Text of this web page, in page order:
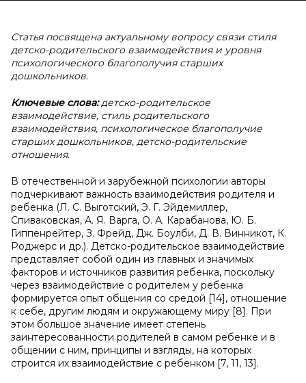
Статья посвящена актуальному вопросу связи стиля
детско-родительского взаимодействия и уровня
психологического благополучия старших
дошкольников.
Ключевые слова:детско-родительское
взаимодействие, стиль родительского
взаимодействия, психологическое благополучие
старших дошкольников, детско-родительские
отношения.
В отечественной и зарубежной психологии авторы
подчеркивают важность взаимодействия родителя и
ребенка (Л. С. Выготский, Э. Г. Эйдемиллер,
Спиваковская, А. Я. Варга, О. А. Карабанова, Ю. Б.
Гиппенрейтер, З. Фрейд, Дж. Боулби, Д. В. Винникот, К.
Роджерс и др.). Детско-родительское взаимодействие
представляет собой один из главных и значимых
факторов и источников развития ребенка, поскольку
через взаимодействие с родителем у ребенка
формируется опыт общения со средой [14], отношение
к себе, другим людям и окружающему миру [8]. При
этом большое значение имеет степень
заинтересованности родителей в самом ребенке и в
общении с ним, принципы и взгляды, на которых
строится их взаимодействие с ребенком [7, 11, 13].